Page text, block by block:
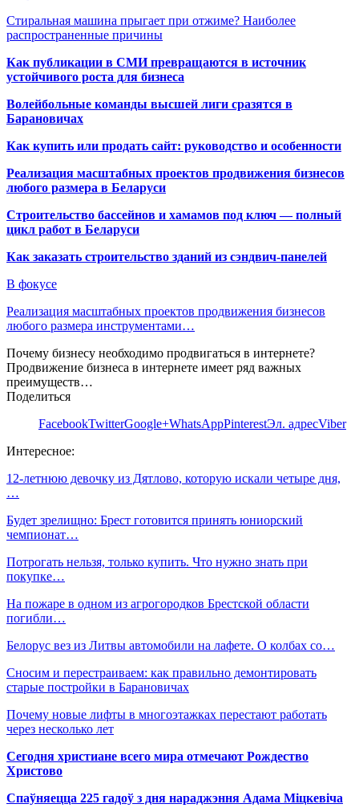
Стиральная машина прыгает при отжиме? Наиболее
распространенные причины
Как публикации в СМИ превращаются в источник
устойчивого роста для бизнеса
Волейбольные команды высшей лиги сразятся в
Барановичах
Как купить или продать сайт: руководство и особенности
Реализация масштабных проектов продвижения бизнесов
любого размера в Беларуси
Строительство бассейнов и хамамов под ключ — полный
цикл работ в Беларуси
Как заказать строительство зданий из сэндвич-панелей
В фокусе
Реализация масштабных проектов продвижения бизнесов
любого размера инструментами…
Почему бизнесу необходимо продвигаться в интернете?
Продвижение бизнеса в интернете имеет ряд важных
преимуществ…
Поделиться
FacebookTwitterGoogle+WhatsAppPinterestЭл. адресViber
Интересное:
12-летнюю девочку из Дятлово, которую искали четыре дня,
…
Будет зрелищно: Брест готовится принять юниорский
чемпионат…
Потрогать нельзя, только купить. Что нужно знать при
покупке…
На пожаре в одном из агрогородков Брестской области
погибли…
Белорус вез из Литвы автомобили на лафете. О колбах со…
Сносим и перестраиваем: как правильно демонтировать
старые постройки в Барановичах
Почему новые лифты в многоэтажках перестают работать
через несколько лет
Сегодня христиане всего мира отмечают Рождество
Христово
Спаўняецца 225 гадоў з дня нараджэння Адама Міцкевіча